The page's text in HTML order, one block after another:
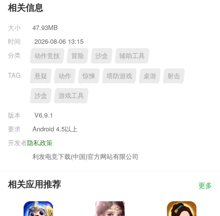
相关信息
大小
47.93MB
时间
2026-08-06 13:15
分类
动作竞技 冒险 沙盒 辅助工具
TAG 悬疑 动作 惊悚 塔防游戏 桌游 射击
沙盒 游戏工具
版本
V6.9.1
要求
Android 4.5以上
隐私政策
开发者
利发电竞下载(中国)官方网站有限公司
相关应用推荐 更多